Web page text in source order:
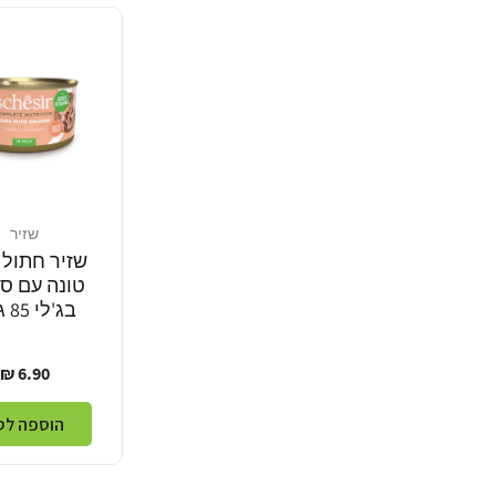
שזיר
שזיר
טונה עם
בג'לי 85 גרם
מחיר
6.90 ₪
הוספה